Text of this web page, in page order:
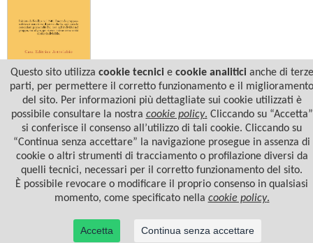
S. H. Foulkes
LA PSICOTERAPIA
GRUPPOANALITICA
© 2022 Casa Editrice Astrolabio - Ubaldini Editore S.r.l. - P.IVA 10323461003 |
Questo sito utilizza cookie tecnicie cookie analiticianche di terze
parti, per permettere il corretto funzionamento e il miglioramento
del sito. Per informazioni più dettagliate sui cookie utilizzati è
possibile consultare la nostra cookie policy. Cliccando su “Accetta”
si conferisce il consenso all’utilizzo di tali cookie. Cliccando su
“Continua senza accettare” la navigazione prosegue in assenza di
cookie o altri strumenti di tracciamento o profilazione diversi da
quelli tecnici, necessari per il corretto funzionamento del sito.
È possibile revocare o modificare il proprio consenso in qualsiasi
momento, come specificato nella cookie policy.
Accetta Continua senza accettare